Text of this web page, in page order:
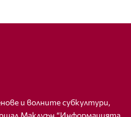
и волните субкултури,
Маклуън “Информацията